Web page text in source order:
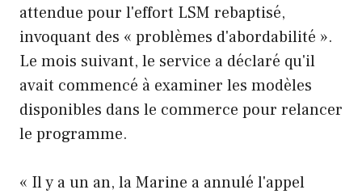
attendue pour l'effort LSM rebaptisé,
invoquant des « problèmes d'abordabilité ».
Le mois suivant, le service a déclaré qu'il
avait commencé à examiner les modèles
disponibles dans le commerce pour relancer
le programme.
« Il y a un an, la Marine a annulé l'appel